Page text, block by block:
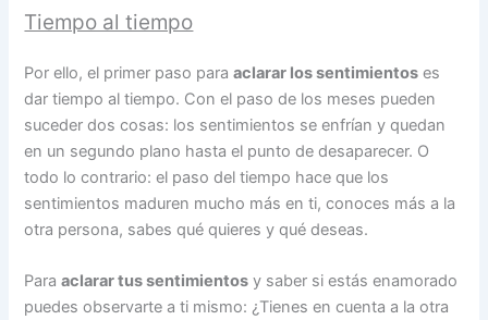
Tiempo al tiempo
Por ello, el primer paso paraaclarar los sentimientos es
dar tiempo al tiempo. Con el paso de los meses pueden
suceder dos cosas: los sentimientos se enfrían y quedan
en un segundo plano hasta el punto de desaparecer. O
todo lo contrario: el paso del tiempo hace que los
sentimientos maduren mucho más en ti, conoces más a la
otra persona, sabes qué quieres y qué deseas.
Paraaclarar tus sentimientos y saber si estás enamorado
puedes observarte a ti mismo: ¿Tienes en cuenta a la otra